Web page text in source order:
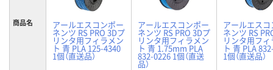
商品名 アールエスコンポー
ネンツ RS PRO 3Dプ
リンタ用フィラメン
ト 青 PLA 125-4340
1個（直送品）
アールエスコンポー
ネンツ RS PRO 3Dプ
リンタ用フィラメン
ト 青 1.75mm PLA
832-0226 1個（直送
品）
アールエス
ネンツ RS
リンタ用フ
ト 青 PLA
1個（直送品）